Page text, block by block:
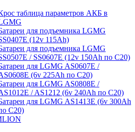
таблица параметров АКБ в
для подъемника LGMG
(12v 115Ah)
для подъемника LGMG
/ SS0607E (12v 150Ah по С20)
для LGMG AS0607E /
(6v 225Ah по С20)
для LGMG AS0808E /
/ AS1212 (6v 240Ah по С20)
для LGMG AS1413E (6v 300Ah
С20)